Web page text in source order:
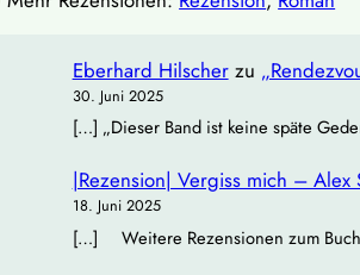
Eberhard Hilscherzu
30. Juni 2025
[…] „Dieser Band ist keine späte
|Rezension| Vergiss mich – Alex
18. Juni 2025
[…] Weitere Rezensionen zum